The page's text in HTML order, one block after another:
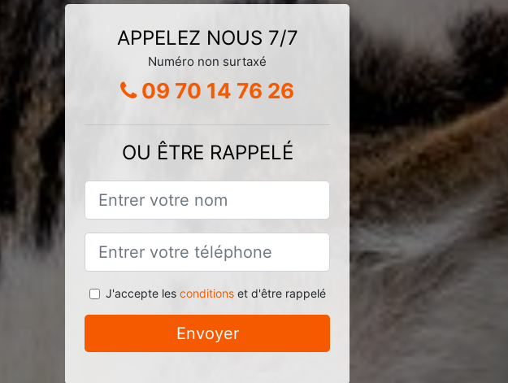
APPELEZ NOUS 7/7
Numéro non surtaxé
09 70 14 76 26
OU ÊTRE RAPPELÉ
J'accepte les conditionset d'être rappelé
Envoyer